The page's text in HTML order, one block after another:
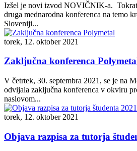
Izšel je novi izvod NOVIČNIK-a.
druga mednarodna konferenca na temo
Sloveniji...
torek, 12. oktober 2021
Zaključna konferenca
V četrtek, 30. septembra 2021, se je na
odvijala zaključna konferenca v okviru
naslovom...
torek, 12. oktober 2021
Objava razpisa za tutorja